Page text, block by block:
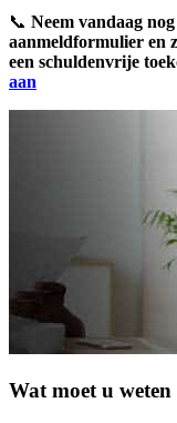
📞 Neem vandaag
aanmeldformulier en
een schuldenvrije
aan
Wat moet u